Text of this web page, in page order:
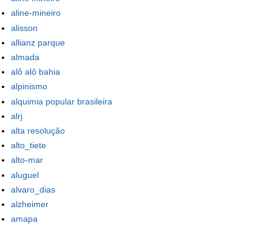
aline-mineiro
alisson
allianz parque
almada
alô alô bahia
alpinismo
alquimia popular brasileira
alrj
alta resolução
alto_tiete
alto-mar
aluguel
alvaro_dias
alzheimer
amapa